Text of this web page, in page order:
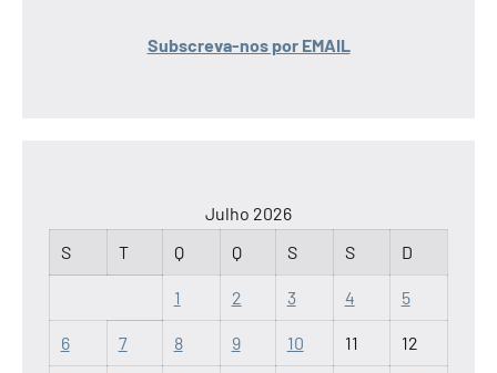
Subscreva-nos por EMAIL
Julho 2026
S
T Q Q S S D
1 2 3 4 5
6 7 8 9 10 11 12